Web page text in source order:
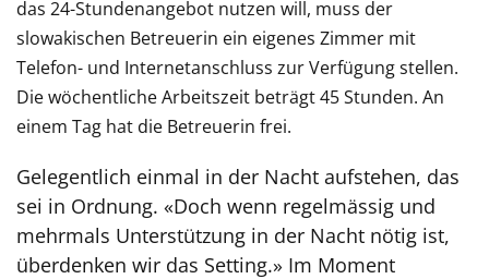
das 24-Stundenangebot nutzen will, muss der
slowakischen Betreuerin ein eigenes Zimmer mit
Telefon- und Internetanschluss zur Verfügung stellen.
Die wöchentliche Arbeitszeit beträgt 45 Stunden. An
einem Tag hat die Betreuerin frei.
Gelegentlich einmal in der Nacht aufstehen, das
sei in Ordnung. «Doch wenn regelmässig und
mehrmals Unterstützung in der Nacht nötig ist,
überdenken wir das Setting.» Im Moment